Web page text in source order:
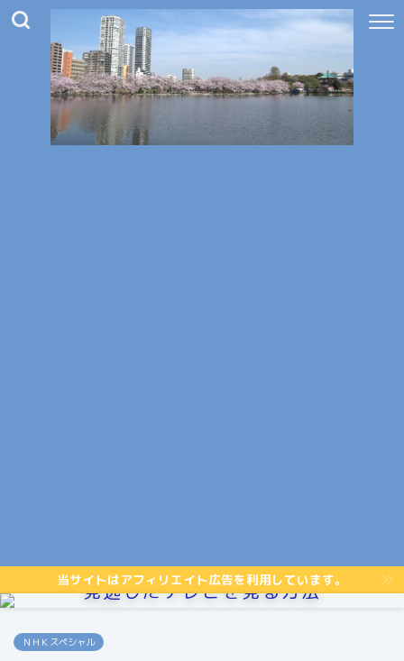
当サイトはアフィリエイト広告を利用しています。
見逃したテレビを見る方法
ＮＨＫスペシャル